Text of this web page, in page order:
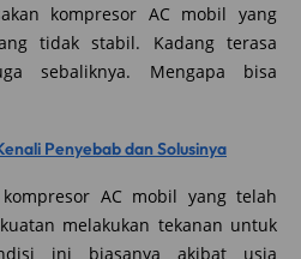
kompresor AC mobil yang
tidak stabil. Kadang terasa
sebaliknya. Mengapa bisa
Penyebab dan Solusinya
AC mobil yang telah
melakukan tekanan untuk
ini biasanya akibat usia